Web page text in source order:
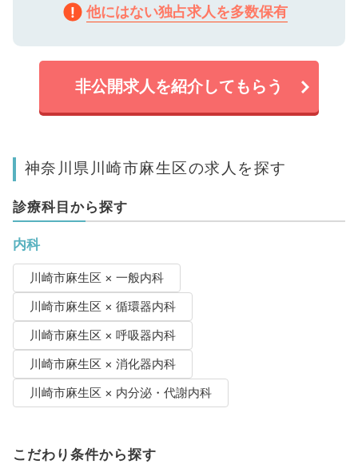
他にはない独占求人を多数保有
非公開求人を紹介してもらう
神奈川県川崎市麻生区の求人を探す
診療科目から探す
内科
川崎市麻生区 × 一般内科
川崎市麻生区 × 循環器内科
川崎市麻生区 × 呼吸器内科
川崎市麻生区 × 消化器内科
川崎市麻生区 × 内分泌・代謝内科
こだわり条件から探す